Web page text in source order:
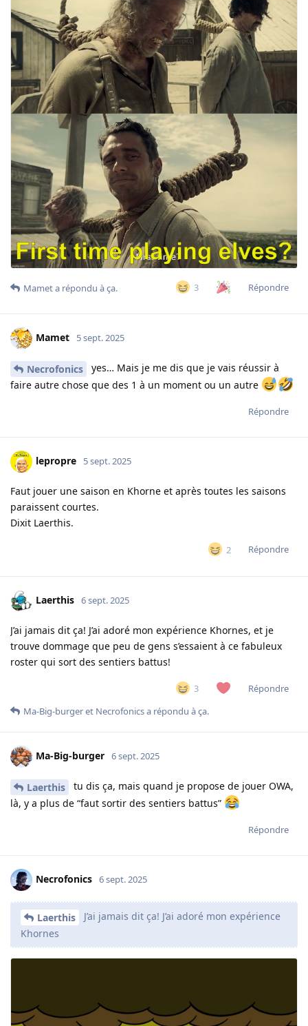
3 Répondre
Mameta répondu à ça.
Mamet 5 sept. 2025
Necrofonics
yes… Mais je me dis que je vais réussir à
faire autre chose que des 1 à un moment ou un autre
Répondre
lepropre 5 sept. 2025
Faut jouer une saison en Khorne et après toutes les saisons
paraissent courtes.
Dixit Laerthis.
2 Répondre
Laerthis 6 sept. 2025
J’ai jamais dit ça! J’ai adoré mon expérience Khornes, et je
trouve dommage que peu de gens s’essaient à ce fabuleux
roster qui sort des sentiers battus!
3
Répondre
Ma-Big-burgeret Necrofonicsa répondu à ça.
Ma-Big-burger 6 sept. 2025
Laerthis
tu dis ça, mais quand je propose de jouer OWA,
là, y a plus de “faut sortir des sentiers battus”
Répondre
Necrofonics 6 sept. 2025
Laerthis
J’ai jamais dit ça! J’ai adoré mon expérience
Khornes